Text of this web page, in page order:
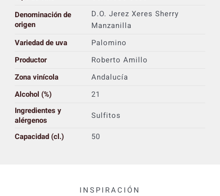
Denominación de
origen
D.O. Jerez Xeres Sherry
Manzanilla
Variedad de uva
Palomino
Productor
Roberto Amillo
Zona vinícola
Andalucía
Alcohol (%)
21
Ingredientes y
alérgenos
Sulfitos
Capacidad (cl.)
50
INSPIRACIÓN